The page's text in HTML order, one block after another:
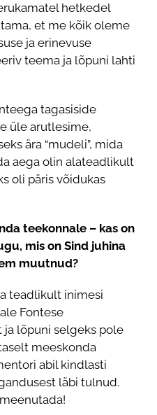
hetkedel
et me kõik oleme
ja erinevuse
teema ja lõpuni lahti
tagasiside
üle arutlesime,
ära “mudeli”, mida
aega olin alateadlikult
oli päris võidukas
teekonnale – kas on
mis on Sind juhina
muutnud?
teadlikult inimesi
Fontese
lõpuni selgeks pole
meeskonda
abil kindlasti
läbi tulnud.